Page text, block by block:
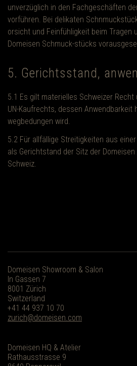
unverzüglich in den Fachgeschäften
vorführen. Bei delikaten
orsicht und Feinfühligkeit beim Tragen
Domeisen Schmuck-stücks
5. Gerichtsstand,
5.1 Es gilt materielles Schweizer
UN-Kaufrechts, dessen Anwendbarkeit
wegbedungen wird.
5.2 Für allfällige Streitigkeiten aus
als Gerichtstand der Sitz der Domeisen
Schweiz.
Domeisen Showroom & Salon
In Gassen 7
8001 Zürich
Switzerland
+41 44 937 10 70
zurich@domeisen.com
Domeisen HQ & Atelier
Rathausstrasse 9